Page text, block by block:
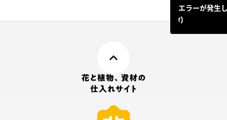
エラーが発生
r)